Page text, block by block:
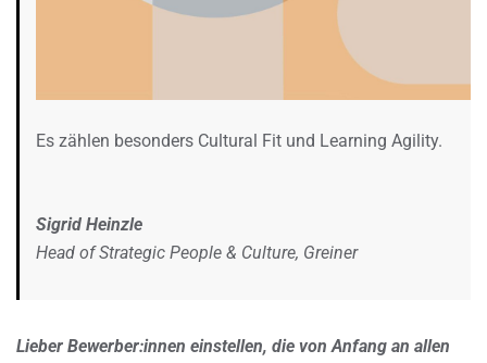
Es zählen besonders Cultural Fit und Learning Agility.
Sigrid Heinzle
Head of Strategic People & Culture, Greiner
Lieber Bewerber:innen einstellen, die von Anfang an allen